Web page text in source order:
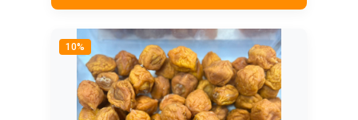
10%